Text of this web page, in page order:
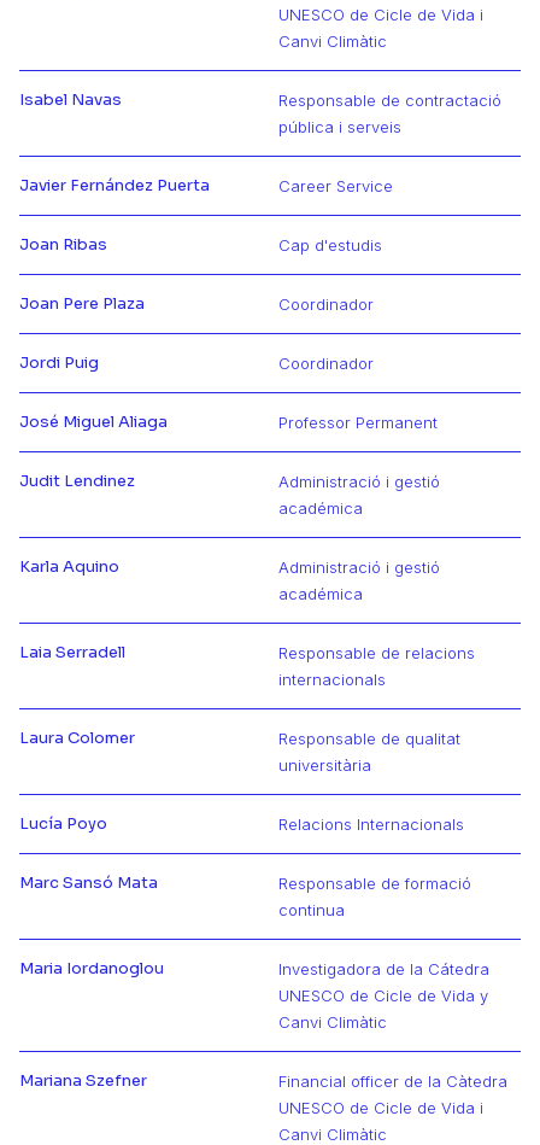
UNESCO de Cicle de Vida i
Canvi Climàtic
Más información de Ilija
Isabel Navas
Responsable de contractació
pública i serveis
Más información de Isabel
Javier Fernández Puerta Career Service
Más información de Javier
Joan Ribas Cap d'estudis
Más información de Joan
Joan Pere Plaza Coordinador
Más información de Joan Pere
Jordi Puig Coordinador
Más información de Jordi
José Miguel Aliaga Professor Permanent
Más información de José Miguel
Judit Lendinez
Administració i gestió
académica
Más información de Judit
Karla Aquino
Administració i gestió
académica
Más información de Karla
Laia Serradell
Responsable de relacions
internacionals
Más información de Laia
Laura Colomer
Responsable de qualitat
universitària
Más información de Laura
Lucía Poyo Relacions Internacionals
Más información de Lucía
Marc Sansó Mata
Responsable de formació
continua
Más información de Marc
Maria Iordanoglou
Investigadora de la Cátedra
UNESCO de Cicle de Vida y
Canvi Climàtic
Más información de Maria
Mariana Szefner
Financial officer de la Càtedra
UNESCO de Cicle de Vida i
Canvi Climàtic
Más información de Mariana